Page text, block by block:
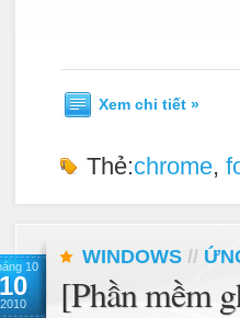
Xem chi tiết »
Thẻ:chrome,
10
10
2010
WINDOWS //
[Phần mềm